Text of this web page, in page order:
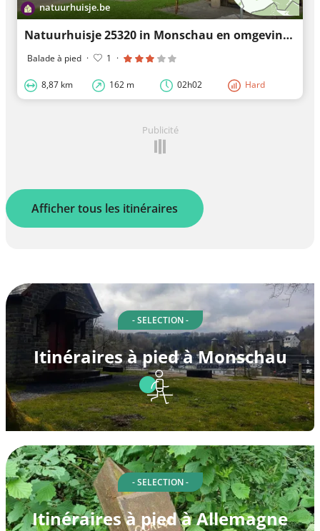
natuurhuisje.be
Natuurhuisje 25320 in Monschau en omgeving verkennen
Balade à pied · 1 ·
8,87 km 162 m 02h02 Hard
Publicité
Afficher tous les itinéraires
- SELECTION -
Itinéraires à pied à Monschau
- SELECTION -
Itinéraires à pied à Allemagne